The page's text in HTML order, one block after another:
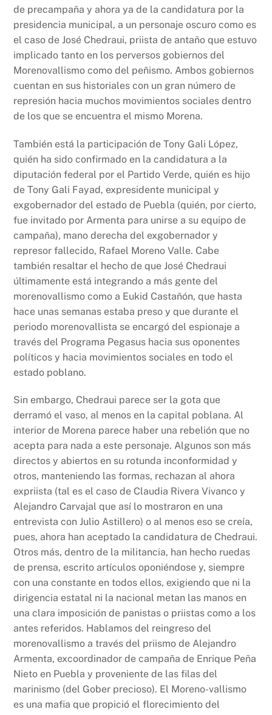
de precampaña y ahora ya de la candidatura por la
presidencia municipal, a un personaje oscuro como es
el caso de José Chedraui, priista de antaño que estuvo
implicado tanto en los perversos gobiernos del
Morenovallismo como del peñismo. Ambos gobiernos
cuentan en sus historiales con un gran número de
represión hacia muchos movimientos sociales dentro
de los que se encuentra el mismo Morena.
También está la participación de Tony Gali López,
quién ha sido confirmado en la candidatura a la
diputación federal por el Partido Verde, quién es hijo
de Tony Gali Fayad, expresidente municipal y
exgobernador del estado de Puebla (quién, por cierto,
fue invitado por Armenta para unirse a su equipo de
campaña), mano derecha del exgobernador y
represor fallecido, Rafael Moreno Valle. Cabe
también resaltar el hecho de que José Chedraui
últimamente está integrando a más gente del
morenovallismo como a Eukid Castañón, que hasta
hace unas semanas estaba preso y que durante el
periodo morenovallista se encargó del espionaje a
través del Programa Pegasus hacia sus oponentes
políticos y hacia movimientos sociales en todo el
estado poblano.
Sin embargo, Chedraui parece ser la gota que
derramó el vaso, al menos en la capital poblana. Al
interior de Morena parece haber una rebelión que no
acepta para nada a este personaje. Algunos son más
directos y abiertos en su rotunda inconformidad y
otros, manteniendo las formas, rechazan al ahora
expriista (tal es el caso de Claudia Rivera Vivanco y
Alejandro Carvajal que así lo mostraron en una
entrevista con Julio Astillero) o al menos eso se creía,
pues, ahora han aceptado la candidatura de Chedraui.
Otros más, dentro de la militancia, han hecho ruedas
de prensa, escrito artículos oponiéndose y, siempre
con una constante en todos ellos, exigiendo que ni la
dirigencia estatal ni la nacional metan las manos en
una clara imposición de panistas o priistas como a los
antes referidos. Hablamos del reingreso del
morenovallismo a través del priismo de Alejandro
Armenta, excoordinador de campaña de Enrique Peña
Nieto en Puebla y proveniente de las filas del
marinismo (del Gober precioso). El Moreno-vallismo
es una mafia que propició el florecimiento del